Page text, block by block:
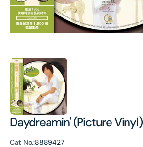
Daydreamin' (Picture Vinyl)
Cat No.:8889427